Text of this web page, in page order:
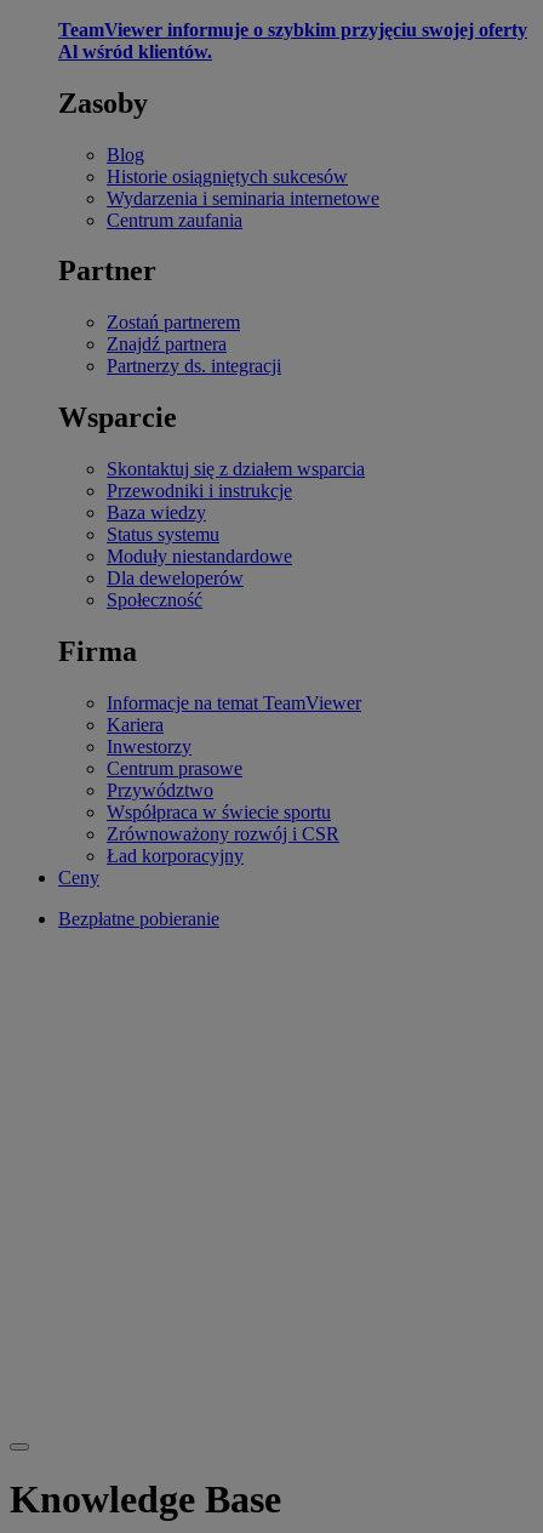
TeamViewer informuje o szybkim przyjęciu swojej oferty
Al wśród klientów.
Zasoby
Blog
Historie osiągniętych sukcesów
Wydarzenia i seminaria internetowe
Centrum zaufania
Partner
Zostań partnerem
Znajdź partnera
Partnerzy ds. integracji
Wsparcie
Skontaktuj się z działem wsparcia
Przewodniki i instrukcje
Baza wiedzy
Status systemu
Moduły niestandardowe
Dla deweloperów
Społeczność
Firma
Informacje na temat TeamViewer
Kariera
Inwestorzy
Centrum prasowe
Przywództwo
Współpraca w świecie sportu
Zrównoważony rozwój i CSR
Ład korporacyjny
Ceny
Bezpłatne pobieranie
Knowledge Base